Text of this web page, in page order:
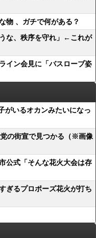
物 、ガチで何がある？
な、秩序を守れ」←これが
イン会見に「バスローブ姿
がいるオカンみたいになっ
の街宣で見つかる（※画像
公式「そんな花火大会は存
ぎるプロポーズ花火が打ち